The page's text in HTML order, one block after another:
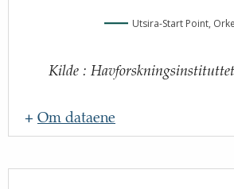
Utsira-Start Point,
Kilde : Havforskningsinstituttet
+ Om dataene